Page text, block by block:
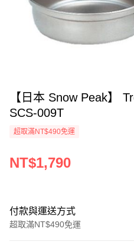
【日本 Snow Peak】
SCS-009T
超取滿NT$490免運
NT$1,790
付款與運送方式
超取滿NT$490免運